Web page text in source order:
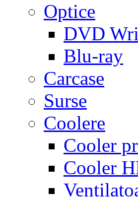
Optice
DVD
Blu-ray
Carcase
Surse
Coolere
Cooler
Cooler